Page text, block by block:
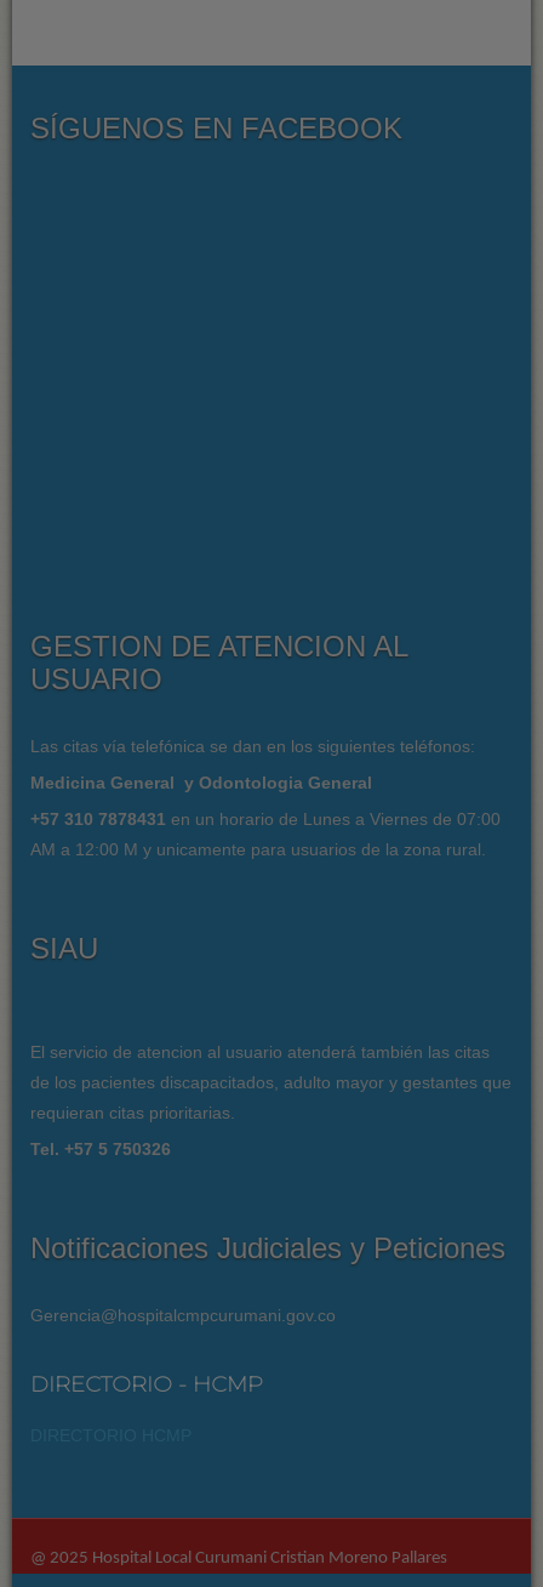
SÍGUENOS EN FACEBOOK
GESTION DE ATENCION AL
USUARIO
Las citas vía telefónica se dan en los siguientes teléfonos:
Medicina General y Odontologia General
+57 310 7878431 en un horario de Lunes a Viernes de 07:00
AM a 12:00 M y unicamente para usuarios de la zona rural.
SIAU
El servicio de atencion al usuario atenderá también las citas
de los pacientes discapacitados, adulto mayor y gestantes que
requieran citas prioritarias.
Tel. +57 5 750326
Notificaciones Judiciales y Peticiones
Gerencia@hospitalcmpcurumani.gov.co
DIRECTORIO - HCMP
@ 2025 Hospital Local Curumani Cristian Moreno Pallares